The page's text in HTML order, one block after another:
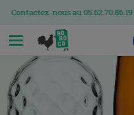
Contactez-nous au